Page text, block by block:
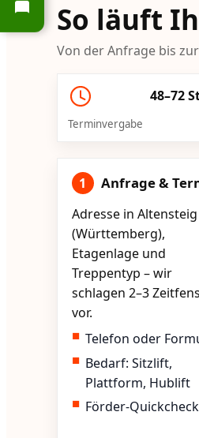
So läuft
Von der Anfrage bis
48–72
Terminvergabe
1 Anfrage &
Adresse in Altensteig
(Württemberg),
Etagenlage und
Treppentyp – wir
schlagen 2–3
vor.
Telefon oder
Bedarf: Sitzlift,
Plattform, Hublift
Förder-Quickcheck